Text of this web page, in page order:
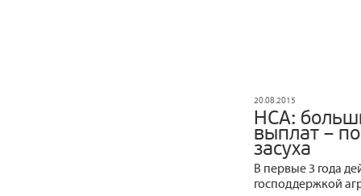
20.08.2015
НСА:
выплат –
засуха
В первые 3 года
господдержкой